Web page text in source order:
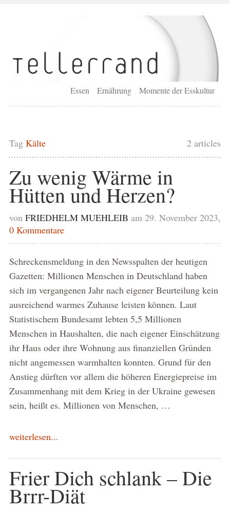
Essen Ernährung Momente der Esskultur
2 articles
Tag Kälte
Zu wenig Wärme in
Hütten und Herzen?
von FRIEDHELM MUEHLEIB am 29. November 2023,
0 Kommentare
Schreckensmeldung in den Newsspalten der heutigen
Gazetten: Millionen Menschen in Deutschland haben
sich im vergangenen Jahr nach eigener Beurteilung kein
ausreichend warmes Zuhause leisten können. Laut
Statistischem Bundesamt lebten 5,5 Millionen
Menschen in Haushalten, die nach eigener Einschätzung
ihr Haus oder ihre Wohnung aus finanziellen Gründen
nicht angemessen warmhalten konnten. Grund für den
Anstieg dürften vor allem die höheren Energiepreise im
Zusammenhang mit dem Krieg in der Ukraine gewesen
sein, heißt es. Millionen von Menschen, …
weiterlesen...
Frier Dich schlank – Die
Brrr-Diät